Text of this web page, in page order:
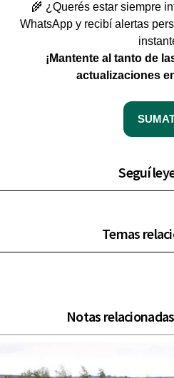
🌾 ¿Querés estar siempre
WhatsApp y recibí alertas
¡Mantente al tanto de
actualizaciones
Seguí
Temas
Notas